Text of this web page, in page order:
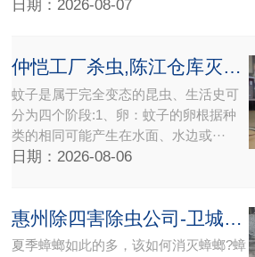
日期：2026-08-07
仲恺工厂杀虫,陈江仓库灭臭虫跳蚤公司【一次消杀到位】
蚊子是属于完全变态的昆虫、生活史可
分为四个阶段:1、卵：蚊子的卵根据种
类的相同可能产生在水面、水边或···
日期：2026-08-06
夏季蟑螂如此的多，该如何消灭蟑螂?蟑